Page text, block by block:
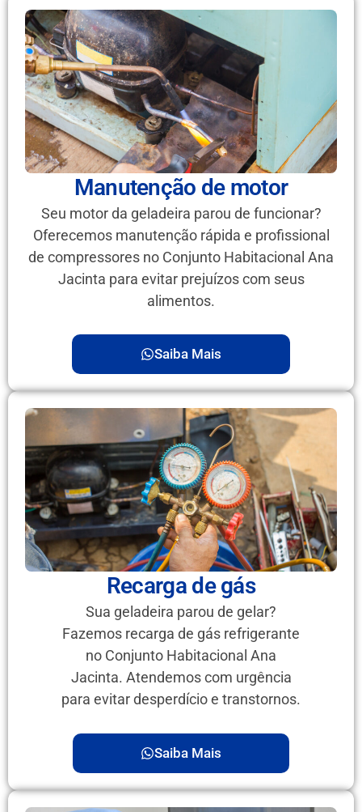
Manutenção de motor
Seu motor da geladeira parou de funcionar?
Oferecemos manutenção rápida e profissional
de compressores no Conjunto Habitacional Ana
Jacinta para evitar prejuízos com seus
alimentos.
Saiba Mais
Recarga de gás
Sua geladeira parou de gelar?
Fazemos recarga de gás refrigerante
no Conjunto Habitacional Ana
Jacinta. Atendemos com urgência
para evitar desperdício e transtornos.
Saiba Mais